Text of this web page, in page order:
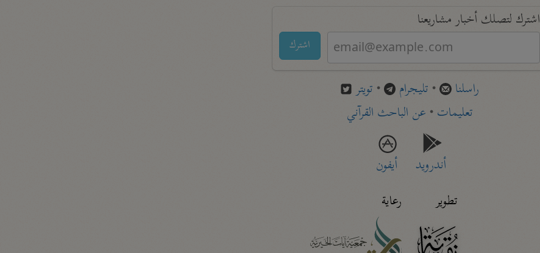
اشترك لتصلك أخبار مشاريعنا
اشترك
راسلنا • تليجرام • تويتر
تعليمات• عن الباحث القرآني
أندرويد
أيفون
تطوير
رعاية